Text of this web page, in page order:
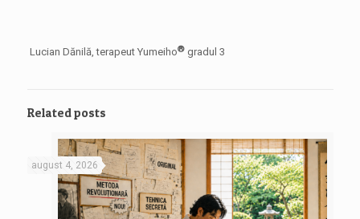
Lucian Dănilă, terapeut Yumeiho® gradul 3
Related posts
august 4, 2026